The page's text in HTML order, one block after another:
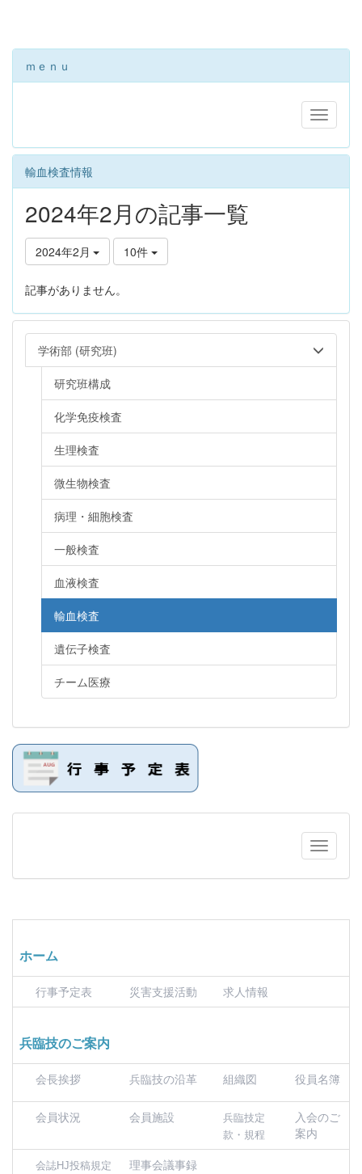
ｍｅｎｕ
輸血検査情報
2024年2月の記事一覧
2024年2月 10件
記事がありません。
学術部 (研究班)
研究班構成
化学免疫検査
生理検査
微生物検査
病理・細胞検査
一般検査
血液検査
輸血検査
遺伝子検査
チーム医療
ホーム
行事予定表 災害支援活動 求人情報
兵臨技のご案内
会長挨拶 兵臨技の沿革 組織図 役員名簿
会員状況 会員施設
兵臨技定
款・規程
入会のご
案内
会誌HJ投稿規定 理事会議事録